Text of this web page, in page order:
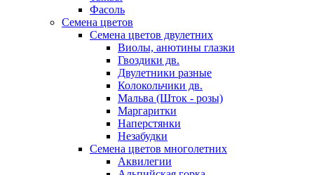
Фасоль
Семена цветов
Семена цветов двулетних
Виолы, анютины глазки
Гвоздики дв.
Двулетники разные
Колокольчики дв.
Мальва (Шток - розы)
Маргаритки
Наперстянки
Незабудки
Семена цветов многолетних
Аквилегии